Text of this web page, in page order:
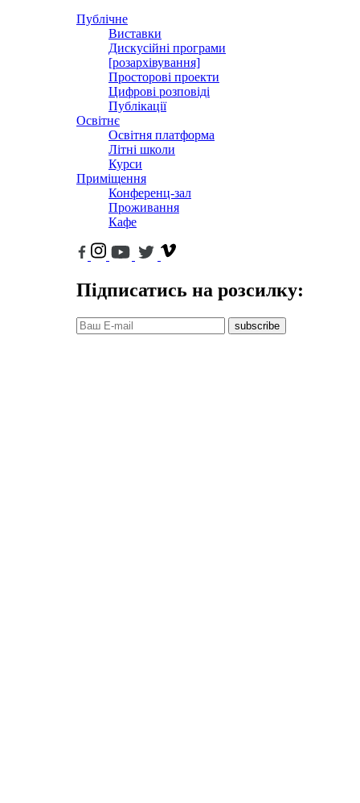
Публічне
Виставки
Дискусійні програми
[розархівування]
Просторові проекти
Цифрові розповіді
Публікації
Освітнє
Освітня платформа
Літні школи
Курси
Приміщення
Конференц-зал
Проживання
Кафе
Підписатись на розсилку:
subscribe